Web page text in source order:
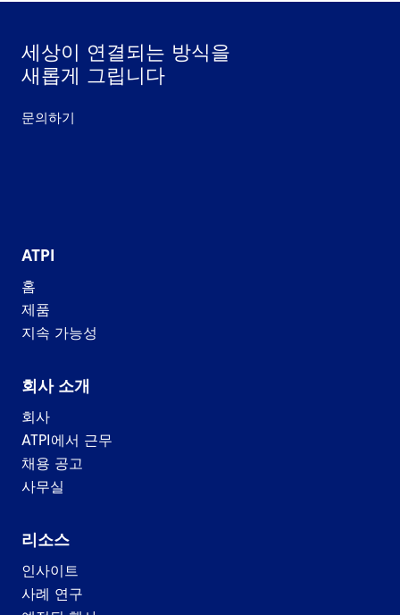
세상이 연결되는 방식을
새롭게 그립니다
문의하기
ATPI
홈
제품
지속 가능성
회사 소개
회사
ATPI에서 근무
채용 공고
사무실
리소스
인사이트
사례 연구